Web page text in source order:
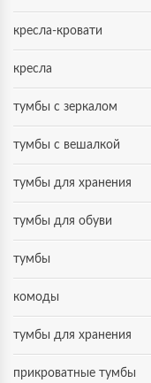
кресла-кровати
кресла
тумбы с зеркалом
тумбы с вешалкой
тумбы для хранения
тумбы для обуви
тумбы
комоды
тумбы для хранения
прикроватные тумбы